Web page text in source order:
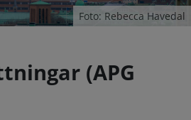
Foto: Rebecca Havedal
(APG